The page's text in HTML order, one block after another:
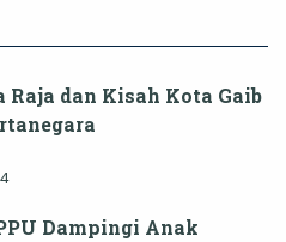
Raja dan Kisah Kota Gaib
Dampingi Anak